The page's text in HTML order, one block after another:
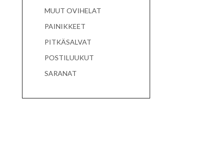
MUUT OVIHELAT
PAINIKKEET
PITKÄSALVAT
POSTILUUKUT
SARANAT